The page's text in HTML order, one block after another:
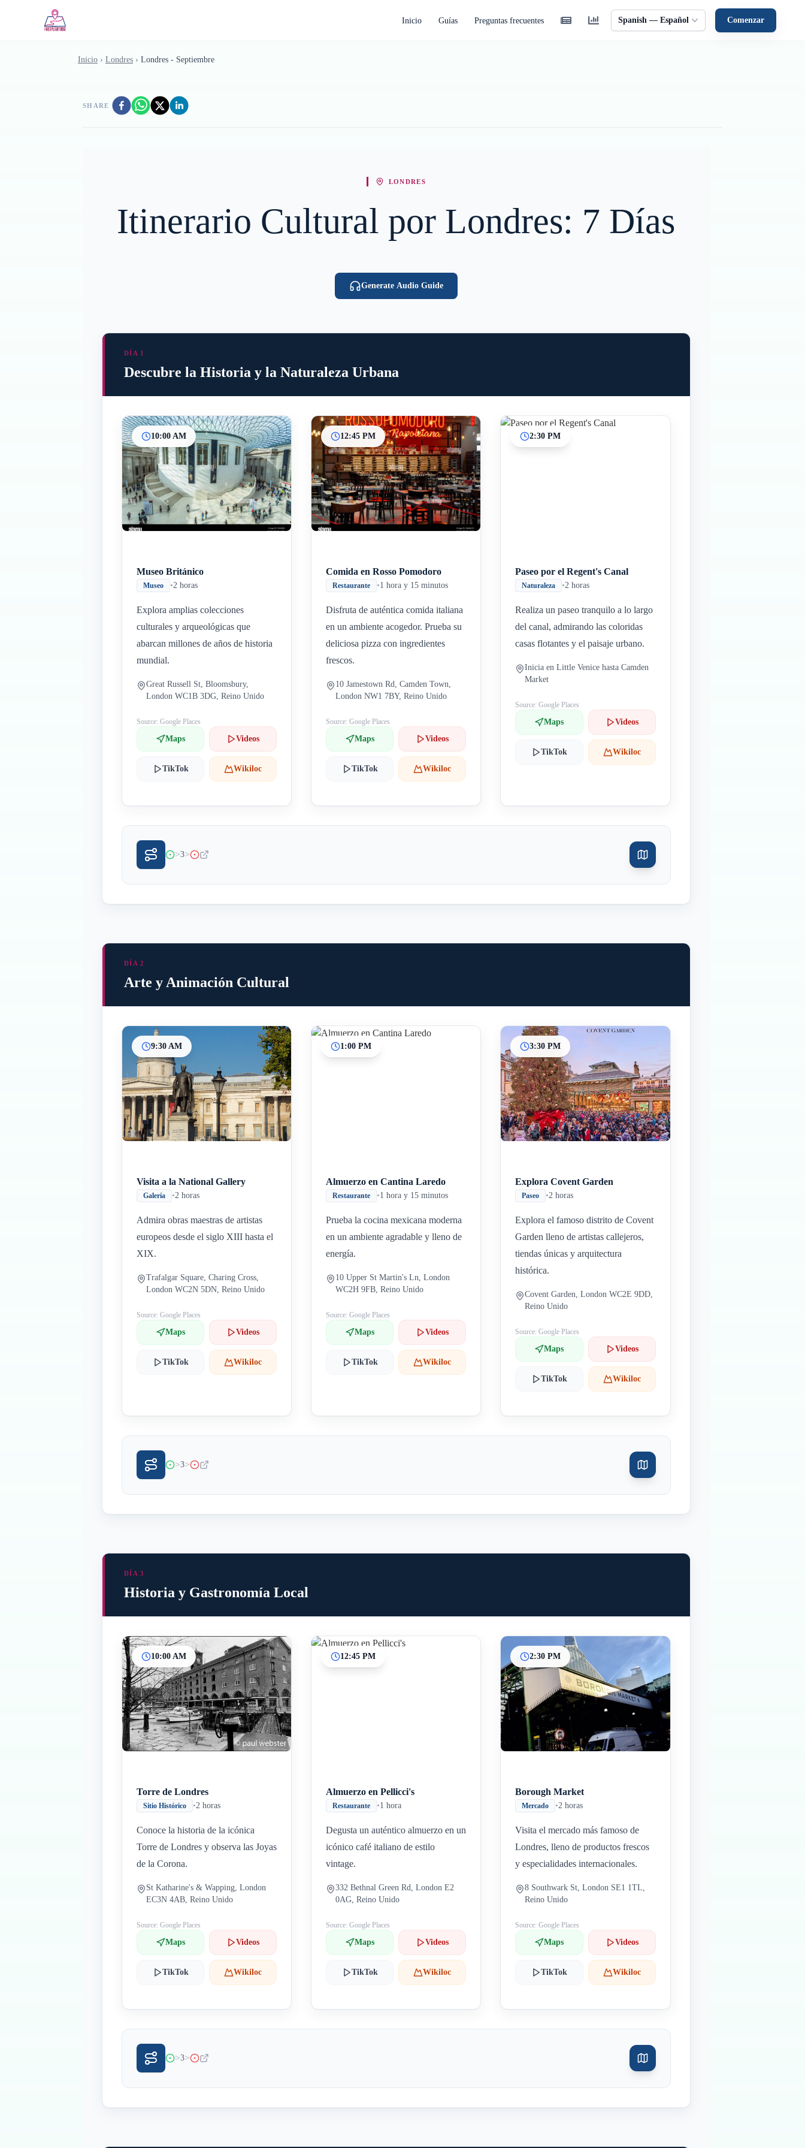
Inicio Guías Preguntas frecuentes Spanish — Español Comenzar
Inicio › Londres › Londres - Septiembre
SHARE
LONDRES
Itinerario Cultural por Londres: 7 Días
Generate Audio Guide
DÍA 1
Descubre la Historia y la Naturaleza Urbana
10:00 AM
Museo Británico
Museo •2 horas
Explora amplias colecciones
culturales y arqueológicas que
abarcan millones de años de historia
mundial.
Great Russell St, Bloomsbury,
London WC1B 3DG, Reino Unido
Source: Google Places
Maps Videos
TikTok Wikiloc
12:45 PM
Comida en Rosso Pomodoro
Restaurante •1 hora y 15 minutos
Disfruta de auténtica comida italiana
en un ambiente acogedor. Prueba su
deliciosa pizza con ingredientes
frescos.
10 Jamestown Rd, Camden Town,
London NW1 7BY, Reino Unido
Source: Google Places
Maps Videos
TikTok Wikiloc
2:30 PM
Paseo por el Regent's Canal
Naturaleza •2 horas
Realiza un paseo tranquilo a lo largo
del canal, admirando las coloridas
casas flotantes y el paisaje urbano.
Inicia en Little Venice hasta Camden
Market
Source: Google Places
Maps Videos
TikTok Wikiloc
>3>
DÍA 2
Arte y Animación Cultural
9:30 AM
Visita a la National Gallery
Galería •2 horas
Admira obras maestras de artistas
europeos desde el siglo XIII hasta el
XIX.
Trafalgar Square, Charing Cross,
London WC2N 5DN, Reino Unido
Source: Google Places
Maps Videos
TikTok Wikiloc
1:00 PM
Almuerzo en Cantina Laredo
Restaurante •1 hora y 15 minutos
Prueba la cocina mexicana moderna
en un ambiente agradable y lleno de
energía.
10 Upper St Martin's Ln, London
WC2H 9FB, Reino Unido
Source: Google Places
Maps Videos
TikTok Wikiloc
3:30 PM
Explora Covent Garden
Paseo •2 horas
Explora el famoso distrito de Covent
Garden lleno de artistas callejeros,
tiendas únicas y arquitectura
histórica.
Covent Garden, London WC2E 9DD,
Reino Unido
Source: Google Places
Maps Videos
TikTok Wikiloc
>3>
DÍA 3
Historia y Gastronomía Local
10:00 AM
Torre de Londres
Sitio Histórico •2 horas
Conoce la historia de la icónica
Torre de Londres y observa las Joyas
de la Corona.
St Katharine's & Wapping, London
EC3N 4AB, Reino Unido
Source: Google Places
Maps Videos
TikTok Wikiloc
12:45 PM
Almuerzo en Pellicci's
Restaurante •1 hora
Degusta un auténtico almuerzo en un
icónico café italiano de estilo
vintage.
332 Bethnal Green Rd, London E2
0AG, Reino Unido
Source: Google Places
Maps Videos
TikTok Wikiloc
2:30 PM
Borough Market
Mercado •2 horas
Visita el mercado más famoso de
Londres, lleno de productos frescos
y especialidades internacionales.
8 Southwark St, London SE1 1TL,
Reino Unido
Source: Google Places
Maps Videos
TikTok Wikiloc
>3>